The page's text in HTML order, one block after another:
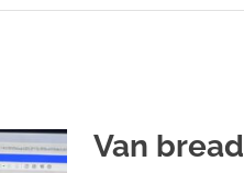
Van